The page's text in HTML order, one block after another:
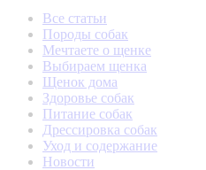
Все статьи
Породы собак
Мечтаете о щенке
Выбираем щенка
Щенок дома
Здоровье собак
Питание собак
Дрессировка собак
Уход и содержание
Новости